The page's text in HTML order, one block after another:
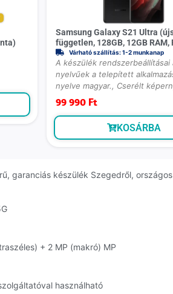
Samsung Galaxy S21 Ultra
független, 128GB, 12GB RAM,
Várható szállítás: 1-2 munkanap
A készülék rendszerbeállításai
nyelvűek a telepített
nyelve magyar., Cserélt
99 990 Ft
KOSÁRBA
garanciás készülék Szegedről,
+ 2 MP (makró) MP
használható